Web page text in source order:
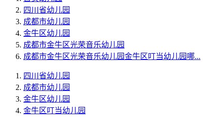
四川省幼儿园
成都市幼儿园
金牛区幼儿园
成都市金牛区光荣音乐幼儿园
成都市金牛区光荣音乐幼儿园金牛区叮当幼儿园哪...
四川省幼儿园
成都市幼儿园
金牛区幼儿园
金牛区叮当幼儿园